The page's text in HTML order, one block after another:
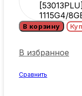
1115G4/
В корзину
В избранное
Сравнить